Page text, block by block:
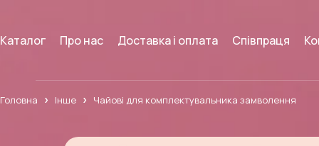
Каталог Про нас Доставка і оплата Співпраця
Головна Інше Чайові для комплектувальника замволення